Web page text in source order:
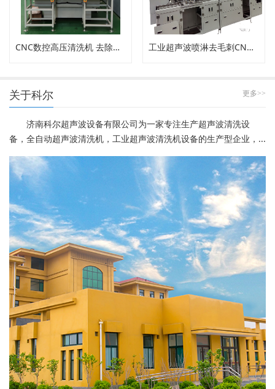
CNC数控高压清洗机 去除内孔工件毛刺 工业超声波喷淋去毛刺CNC高压清洗机
更多>>
关于科尔
济南科尔超声波设备有限公司为一家专注生产超声波清洗设
备，全自动超声波清洗机，工业超声波清洗机设备的生产型企业，...